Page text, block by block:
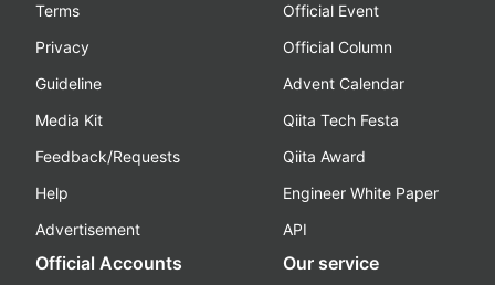
Terms
Privacy
Guideline
Media Kit
Feedback/Requests
Help
Advertisement
Official Event
Official Column
Advent Calendar
Qiita Tech Festa
Qiita Award
Engineer White Paper
API
Official Accounts Our service